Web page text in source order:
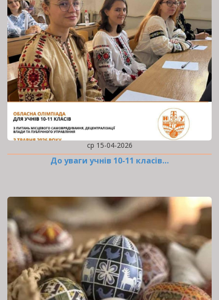
ср 15-04-2026
До уваги учнів 10-11 класів…